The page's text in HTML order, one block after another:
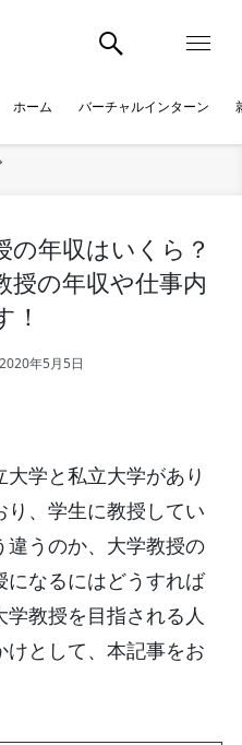
ホーム バーチャルインターン
の年収はいくら？
授の年収や仕事内
！
2020年5月5日
学と私立大学があり
り、学生に教授してい
違うのか、大学教授の
なるにはどうすれば
教授を目指される人
として、本記事をお